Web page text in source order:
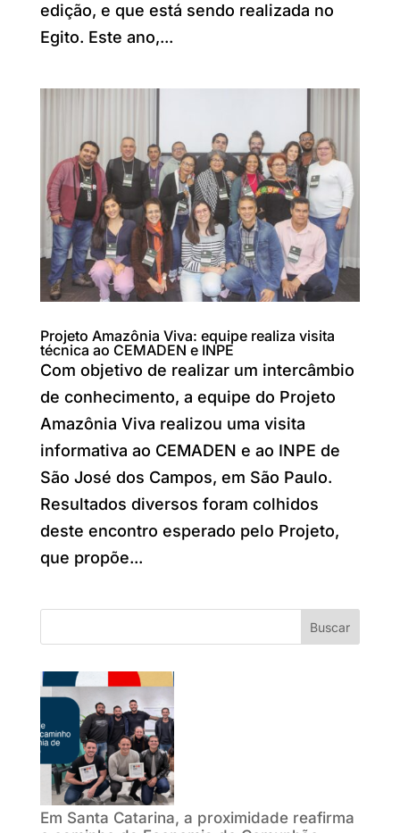
edição, e que está sendo realizada no
Egito. Este ano,...
Projeto Amazônia Viva: equipe realiza visita
técnica ao CEMADEN e INPE
Com objetivo de realizar um intercâmbio
de conhecimento, a equipe do Projeto
Amazônia Viva realizou uma visita
informativa ao CEMADEN e ao INPE de
São José dos Campos, em São Paulo.
Resultados diversos foram colhidos
deste encontro esperado pelo Projeto,
que propõe...
Buscar
Em Santa Catarina, a proximidade reafirma